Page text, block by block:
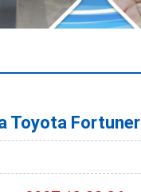
Toyota Fortuner